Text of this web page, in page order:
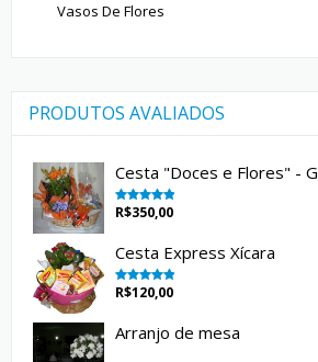
Vasos De Flores
PRODUTOS AVALIADOS
Cesta "Doces e Flores" - G
Avaliação
de 5
R$350,00
Cesta Express Xícara
Avaliação
de 5
R$120,00
Arranjo de mesa